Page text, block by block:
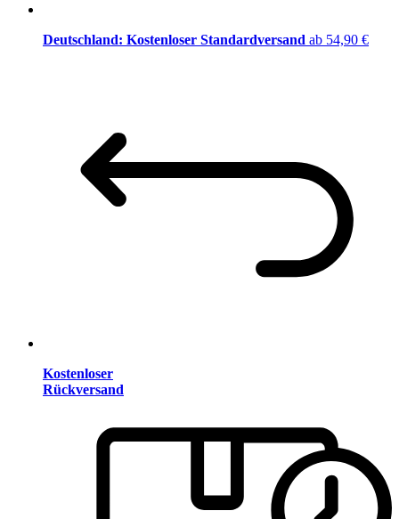
Deutschland: Kostenloser Standardversand ab 54,90 €
Kostenloser
Rückversand